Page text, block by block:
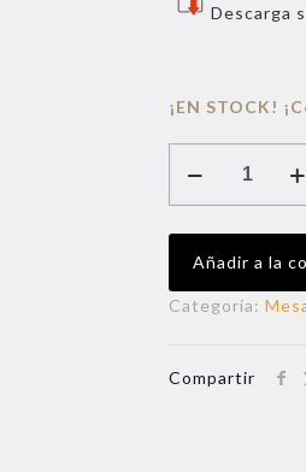
Descarga
¡EN STOCK!
Añadir a la
Categoría:
Compartir